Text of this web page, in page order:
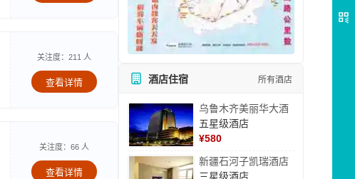
关注度：211 人
查看详情
关注度：66 人
查看详情
酒店住宿 所有酒店
乌鲁木齐美丽华大酒
五星级酒店
¥580
新疆石河子凯瑞酒店
三星级酒店